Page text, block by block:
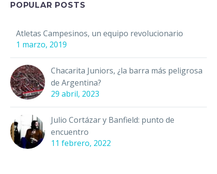
POPULAR POSTS
Atletas Campesinos, un equipo revolucionario
1 marzo, 2019
Chacarita Juniors, ¿la barra más peligrosa
de Argentina?
29 abril, 2023
Julio Cortázar y Banfield: punto de
encuentro
11 febrero, 2022